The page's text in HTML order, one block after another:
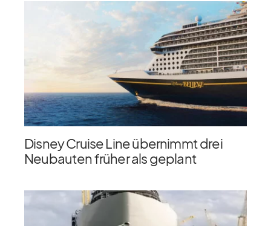
Disney Cruise Line übernimmt drei
Neubauten früher als geplant